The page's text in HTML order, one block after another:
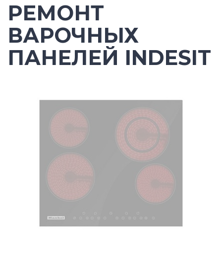
РЕМОНТ
ВАРОЧНЫХ
ПАНЕЛЕЙ INDESIT